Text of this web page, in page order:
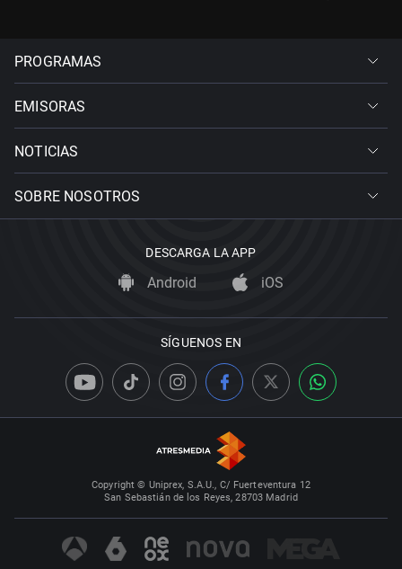
PROGRAMAS
EMISORAS
NOTICIAS
SOBRE NOSOTROS
DESCARGA LA APP
Android iOS
SÍGUENOS EN
Copyright © Uniprex, S.A.U., C/ Fuerteventura 12
San Sebastián de los Reyes, 28703 Madrid